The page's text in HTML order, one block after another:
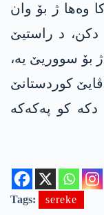
وەھا ژ بۆ وان
د راستیێ
بۆ سووریێ یە،
کوردستانێ
کو پەکەکە
Tags: sereke